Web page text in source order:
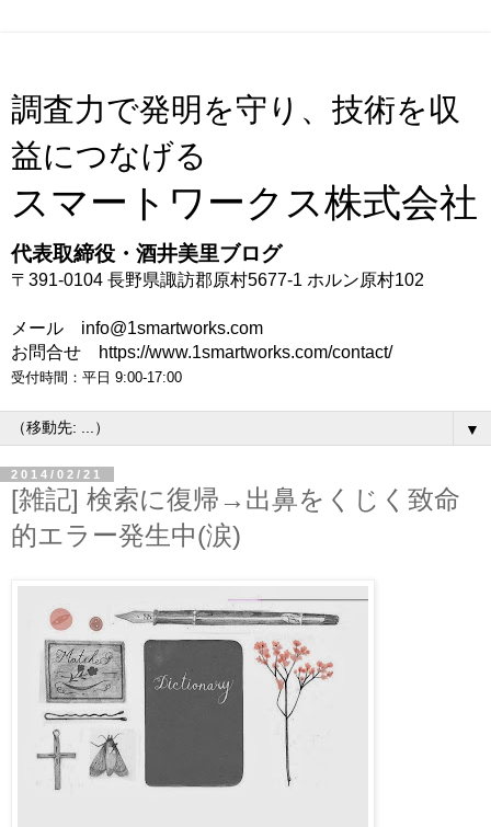
調査力で発明を守り、技術を収
益につなげる
スマートワークス株式会社
代表取締役・酒井美里ブログ
〒391-0104 長野県諏訪郡原村5677-1 ホルン原村102
メール info@1smartworks.com
お問合せ https://www.1smartworks.com/contact/
受付時間：平日 9:00-17:00
▼
2014/02/21
[雑記] 検索に復帰→出鼻をくじく致命
的エラー発生中(涙)